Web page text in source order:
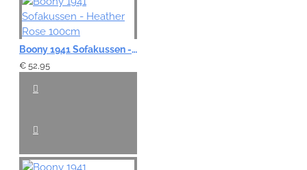
Boony 1941 Sofakussen - Heather Rose 100cm
€ 52,95